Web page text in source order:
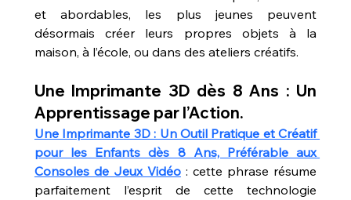
et abordables, les plus jeunes peuvent
désormais créer leurs propres objets à la
maison, à l’école, ou dans des ateliers créatifs.
Une Imprimante 3D dès 8 Ans : Un
Apprentissage par l’Action.
Une Imprimante 3D : Un Outil Pratique et Créatif
pour les Enfants dès 8 Ans, Préférable aux
Consoles de Jeux Vidéo : cette phrase résume
parfaitement l’esprit de cette technologie